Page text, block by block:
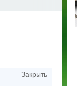
Закрыть